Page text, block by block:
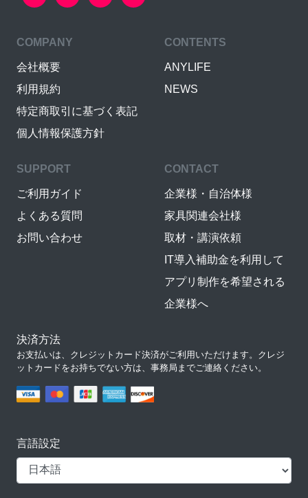
COMPANY
会社概要
利用規約
特定商取引に基づく表記
個人情報保護方針
CONTENTS
ANYLIFE
NEWS
SUPPORT
ご利用ガイド
よくある質問
お問い合わせ
CONTACT
企業様・自治体様
家具関連会社様
取材・講演依頼
IT導入補助金を利用して
アプリ制作を希望される
企業様へ
決済方法
お支払いは、クレジットカード決済がご利用いただけます。クレジ
ットカードをお持ちでない方は、事務局までご連絡ください。
言語設定